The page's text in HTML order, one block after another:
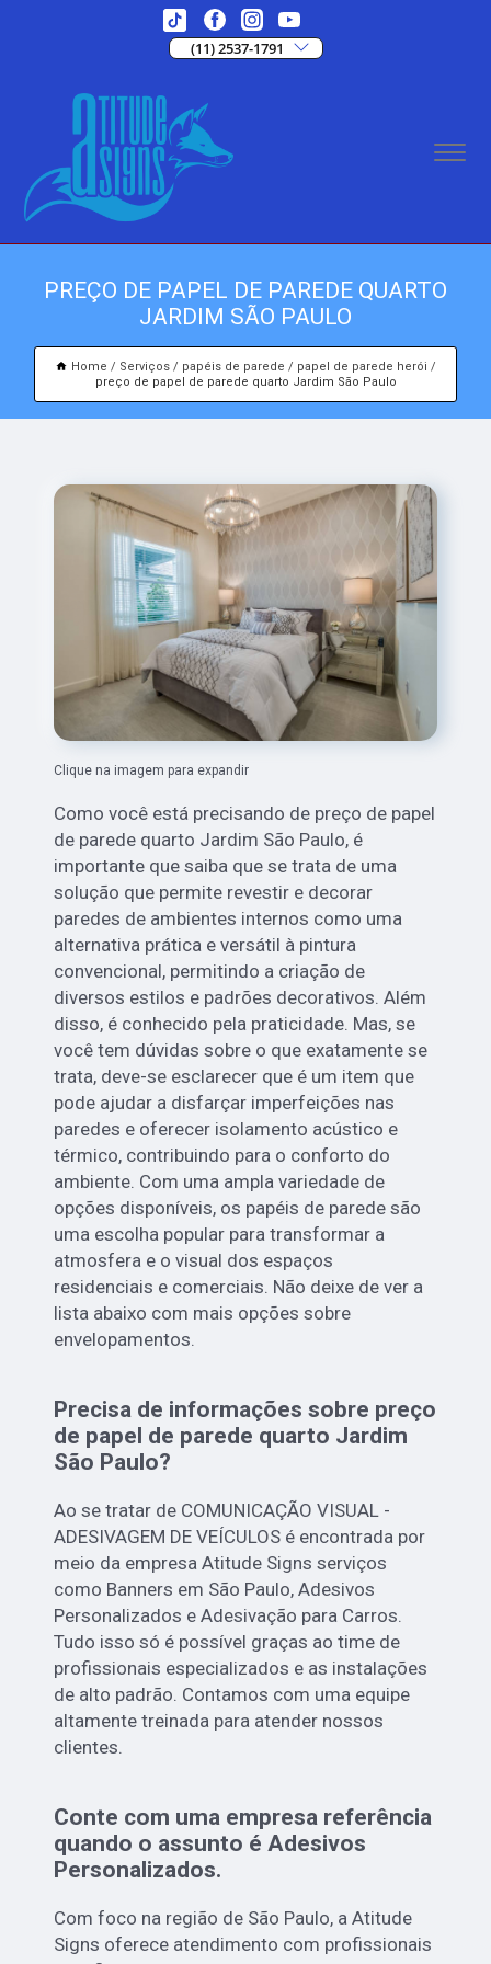
(11) 2537-1791
PREÇO DE PAPEL DE PAREDE QUARTO
JARDIM SÃO PAULO
Home Serviços papéis de parede
papel de parede herói
preço de papel de parede quarto Jardim São Paulo
Clique na imagem para expandir
Como você está precisando de preço de papel
de parede quarto Jardim São Paulo, é
importante que saiba que se trata de uma
solução que permite revestir e decorar
paredes de ambientes internos como uma
alternativa prática e versátil à pintura
convencional, permitindo a criação de
diversos estilos e padrões decorativos. Além
disso, é conhecido pela praticidade. Mas, se
você tem dúvidas sobre o que exatamente se
trata, deve-se esclarecer que é um item que
pode ajudar a disfarçar imperfeições nas
paredes e oferecer isolamento acústico e
térmico, contribuindo para o conforto do
ambiente. Com uma ampla variedade de
opções disponíveis, os papéis de parede são
uma escolha popular para transformar a
atmosfera e o visual dos espaços
residenciais e comerciais. Não deixe de ver a
lista abaixo com mais opções sobre
envelopamentos.
Precisa de informações sobre preço
de papel de parede quarto Jardim
São Paulo?
Ao se tratar de COMUNICAÇÃO VISUAL -
ADESIVAGEM DE VEÍCULOS é encontrada por
meio da empresa Atitude Signs serviços
como Banners em São Paulo, Adesivos
Personalizados e Adesivação para Carros.
Tudo isso só é possível graças ao time de
profissionais especializados e as instalações
de alto padrão. Contamos com uma equipe
altamente treinada para atender nossos
clientes.
Conte com uma empresa referência
quando o assunto é Adesivos
Personalizados.
Com foco na região de São Paulo, a Atitude
Signs oferece atendimento com profissionais